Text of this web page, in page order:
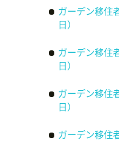
ガーデン移住
日）
ガーデン移住
日）
ガーデン移住
日）
ガーデン移住